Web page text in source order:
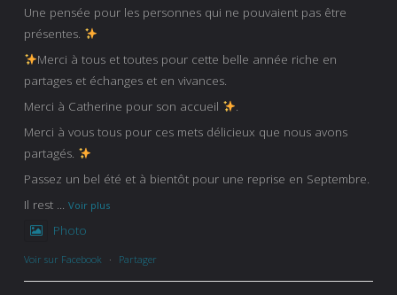
Une pensée pour les personnes qui ne pouvaient pas être
présentes.
Merci à tous et toutes pour cette belle année riche en
partages et échanges et en vivances.
Merci à Catherine pour son accueil
.
Merci à vous tous pour ces mets délicieux que nous avons
partagés.
Passez un bel été et à bientôt pour une reprise en Septembre.
Il rest ... Voir plus
Photo
Voir sur Facebook · Partager